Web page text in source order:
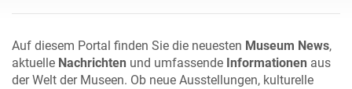
Auf diesem Portal finden Sie die neuesten Museum News,
aktuelle Nachrichten und umfassende Informationen aus
der Welt der Museen. Ob neue Ausstellungen, kulturelle